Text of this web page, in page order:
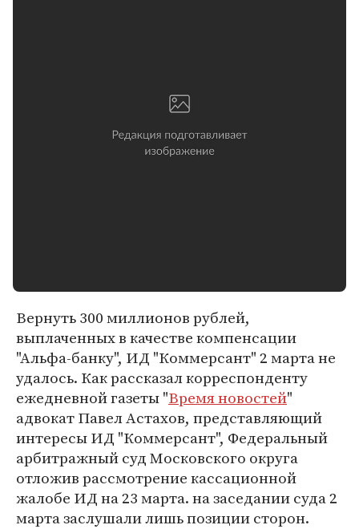
Вернуть 300 миллионов рублей,
выплаченных в качестве компенсации
"Альфа-банку", ИД "Коммерсант" 2 марта не
удалось. Как рассказал корреспонденту
ежедневной газеты "Время новостей"
адвокат Павел Астахов, представляющий
интересы ИД "Коммерсант", Федеральный
арбитражный суд Московского округа
отложив рассмотрение кассационной
жалобе ИД на 23 марта. на заседании суда 2
марта заслушали лишь позиции сторон.